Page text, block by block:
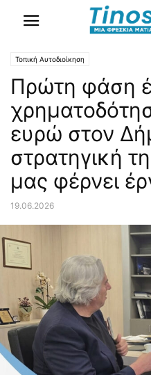
Τοπική Αυτοδιοίκηση
Πρώτη φάση
ευρώ στον
στρατηγική
μας φέρνει
19.06.2026